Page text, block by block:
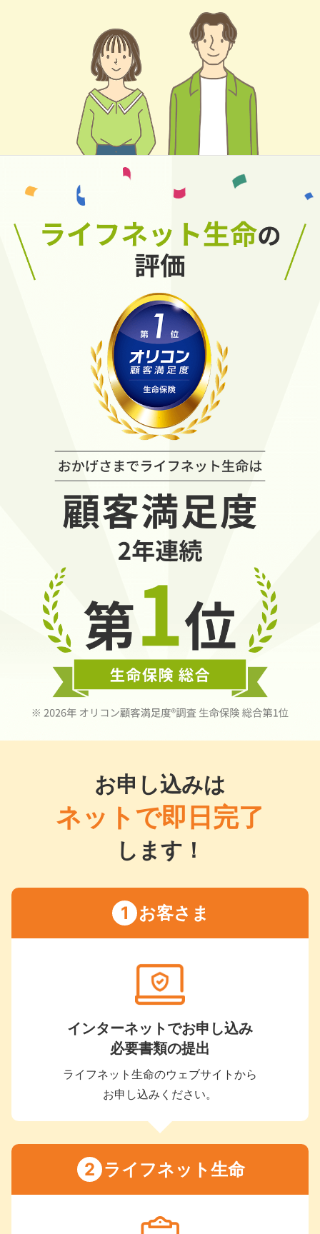
10万円
先進医療を受けられる医療機関は限られています。先
進医療見舞給付金は、遠方の医療機関へ行く必要があ
る場合に、交通費や宿泊費等にお使いいただけます。
閉じる
お申し込みは
ネットで即日完了
します！
お客さま
インターネットでお申し込み
必要書類の提出
ライフネット生命のウェブサイト から
お申し込みください。
ライフネット生命